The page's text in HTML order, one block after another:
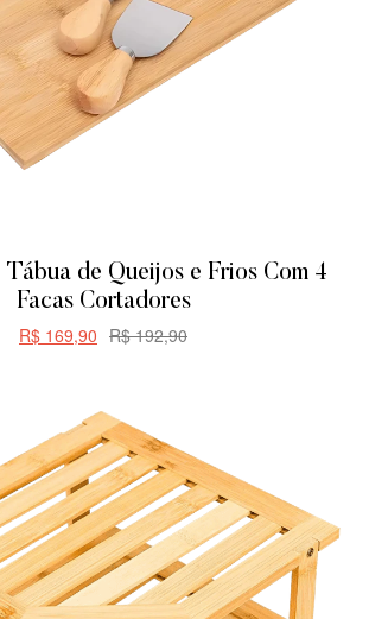
Tábua de Queijos e Frios Com 4
Facas Cortadores
R$192,90
R$ 169,90